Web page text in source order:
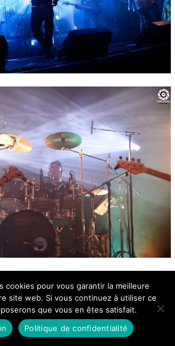
l'amour
entendre dire - Irie ». On
fond du cœur. C’est lors d’un
cookies pour vous garantir la meilleure
site web. Si vous continuez à utiliser ce
que vous en êtes satisfait.
Politique de confidentialité